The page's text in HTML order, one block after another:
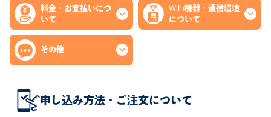
料金 ・ お支払いにつ
いて
WiFi機器 ・ 通信環境
について
その他
申し込み方法・ご注文について